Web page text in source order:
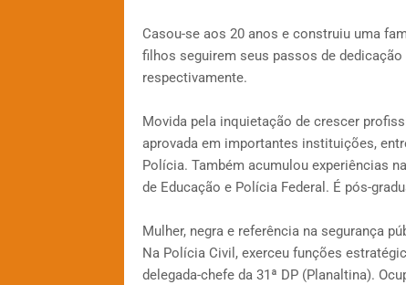
Casou-se aos 20 anos e construiu uma
filhos seguirem seus passos de
respectivamente.
Movida pela inquietação de crescer
aprovada em importantes instituições,
Polícia. Também acumulou experiências
de Educação e Polícia Federal. É pós-
Mulher, negra e referência na segurança
Na Polícia Civil, exerceu funções
delegada-chefe da 31ª DP (Planaltina).